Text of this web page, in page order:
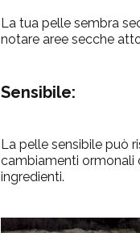
La tua pelle sembra
notare aree secche
Sensibile:
La pelle sensibile può
cambiamenti ormonali
ingredienti.